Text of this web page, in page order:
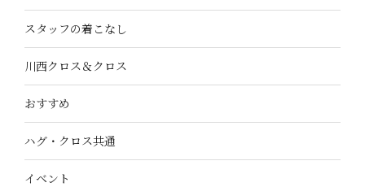
スタッフの着こなし
川西クロス＆クロス
おすすめ
ハグ・クロス共通
イベント